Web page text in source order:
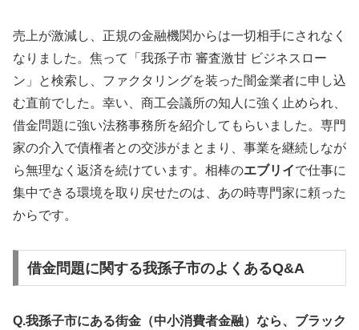
売上が激減し、正規の金融機関からは一切相手にされなく
なりました。焦って「我孫子市 審査激甘 ビジネスロー
ン」と検索し、ファクタリングを装った闇金業者に申し込
む直前でした。幸い、商工会議所の知人に強く止められ、
借金問題に強い法務事務所を紹介してもらいました。専門
家の介入で債権者との交渉がまとまり、事業を継続しなが
ら無理なく返済を続けています。相棒のエブリイで仕事に
集中できる環境を取り戻せたのは、あの時専門家に頼った
からです。
借金問題に関する我孫子市のよくあるQ&A
Q.我孫子市にある街金（中小消費者金融）なら、ブラック